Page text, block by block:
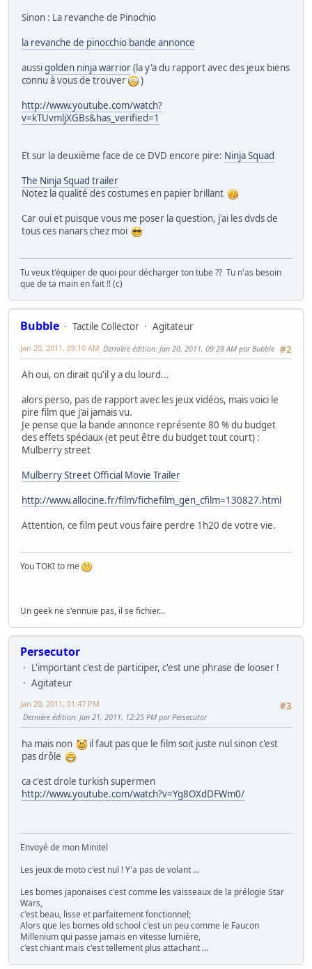
Sinon : La revanche de Pinochio
la revanche de pinocchio bande annonce
aussigolden ninja warrior(la y'a du rapport avec des jeux biens
connu à vous de trouver
)
http://www.youtube.com/watch?
v=kTUvmljXGBs&has_verified=1
Et sur la deuxième face de ce DVD encore pire: Ninja Squad
The Ninja Squad trailer
Notez la qualité des costumes en papier brillant
Car oui et puisque vous me poser la question, j'ai les dvds de
tous ces nanars chez moi
Tu veux t'équiper de quoi pour décharger ton tube ?? Tu n'as besoin
que de ta main en fait !! (c)
Bubble Tactile Collector
Agitateur
#2
Jan 20, 2011, 09:10 AM Dernière édition: Jan 20, 2011, 09:28 AM par Bubble
Ah oui, on dirait qu'il y a du lourd...
alors perso, pas de rapport avec les jeux vidéos, mais voici le
pire film que j'ai jamais vu.
Je pense que la bande annonce représente 80 % du budget
des effets spéciaux (et peut être du budget tout court) :
Mulberry street
Mulberry Street Official Movie Trailer
http://www.allocine.fr/film/fichefilm_gen_cfilm=130827.html
Attention, ce film peut vous faire perdre 1h20 de votre vie.
You TOKI to me
Un geek ne s'ennuie pas, il se fichier...
Persecutor
L'important c'est de participer, c'est une phrase de looser !
Agitateur
#3
Jan 20, 2011, 01:47 PM
Dernière édition: Jan 21, 2011, 12:25 PM par Persecutor
ha mais non
il faut pas que le film soit juste nul sinon c'est
pas drôle
ca c'est drole turkish supermen
http://www.youtube.com/watch?v=Yg8OXdDFWm0/
Envoyé de mon Minitel
Les jeux de moto c'est nul ! Y'a pas de volant ...
Les bornes japonaises c'est comme les vaisseaux de la prélogie Star
Wars,
c'est beau, lisse et parfaitement fonctionnel;
Alors que les bornes old school c'est un peu comme le Faucon
Millenium qui passe jamais en vitesse lumière,
c'est chiant mais c'est tellement plus attachant ...